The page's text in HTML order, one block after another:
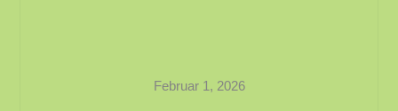
Februar 1, 2026